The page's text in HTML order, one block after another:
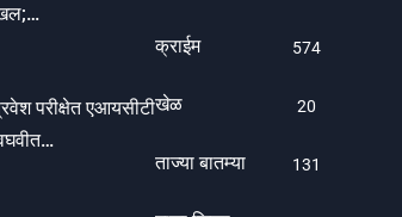
परीक्षेत एआयसीटी
क्राईम 574
खेळ 20
ताज्या बातम्या 131